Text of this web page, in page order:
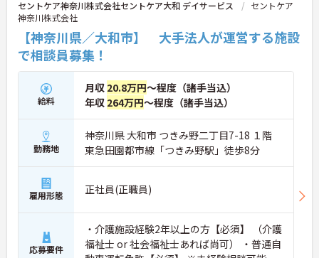
セントケア神奈川株式会社セントケア大和 デイサービス
セントケア
神奈川株式会社
【神奈川県／大和市】 大手法人が運営する施設
で相談員募集！
給料
月収 20.8万円～程度（諸手当込）
年収 264万円～程度（諸手当込）
勤務地
神奈川県 大和市 つきみ野二丁目7-18 １階
東急田園都市線「つきみ野駅」徒歩8分
雇用形態 正社員(正職員)
応募要件
・介護施設経験2年以上の方【必須】 （介護
福祉士 or 社会福祉士あれば尚可） ・普通自